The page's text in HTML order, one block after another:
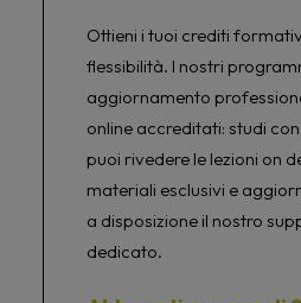
Ottieni i tuoi crediti
flessibilità. I nostri
aggiornamento
online accreditati: studi
puoi rivedere le lezioni on
materiali esclusivi e
a disposizione il nostro
dedicato.